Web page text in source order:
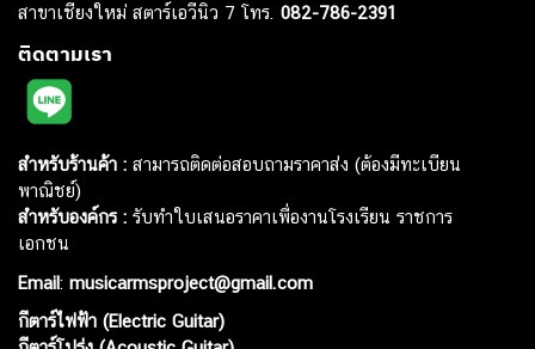
สาขาเชียงใหม่ สตาร์เอวีนิว 7 โทร. 082-786-2391
ติดตามเรา
สำหรับร้านค้า : สามารถติดต่อสอบถามราคาส่ง (ต้องมีทะเบียน
พาณิชย์)
สำหรับองค์กร : รับทำใบเสนอราคาเพื่องานโรงเรียน ราชการ
เอกชน
Email: musicarmsproject@gmail.com
กีตาร์ไฟฟ้า (Electric Guitar)